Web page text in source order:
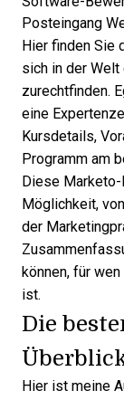
Posteingang
Hier finden Sie
sich in der
zurechtfinden.
eine
Kursdetails,
Programm am
Diese
Möglichkeit,
der
können, für
ist.
Die
Hier ist meine